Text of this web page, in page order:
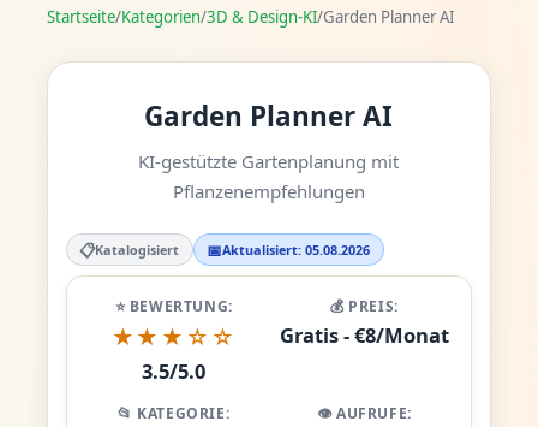
Startseite/Kategorien/3D & Design-KI/Garden Planner AI
Garden Planner AI
KI-gestützte Gartenplanung mit
Pflanzenempfehlungen
📋Katalogisiert 📅Aktualisiert: 05.08.2026
⭐ BEWERTUNG:
★★★☆☆
3.5/5.0
💰 PREIS:
Gratis - €8/Monat
📂 KATEGORIE: 👁️ AUFRUFE: